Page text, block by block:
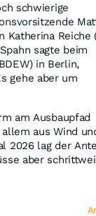
schwierige
Reiche
sagte beim
in Berlin,
gehe aber um
am Ausbaupfad
aus Wind
2026 lag der
aber